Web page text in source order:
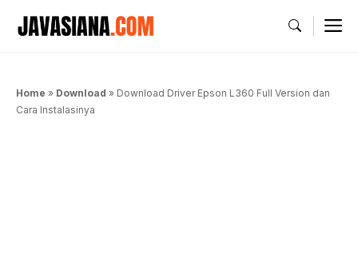
Home » Download » Download Driver Epson L360 Full Version dan
Cara Instalasinya